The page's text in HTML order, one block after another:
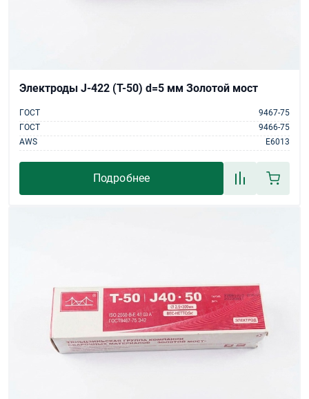
Электроды J-422 (Т-50) d=5 мм Золотой мост
ГОСТ
9467-75
ГОСТ
9466-75
AWS
E6013
Подробнее